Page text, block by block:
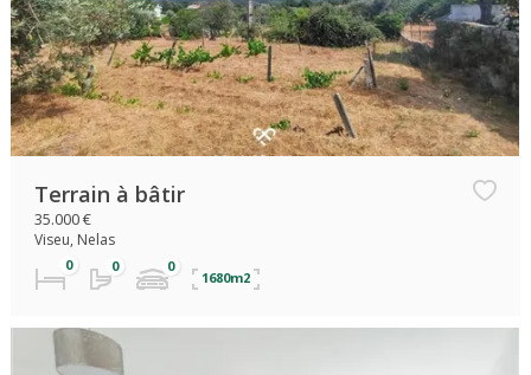
Terrain à bâtir
35.000 €
Viseu, Nelas
1680m2